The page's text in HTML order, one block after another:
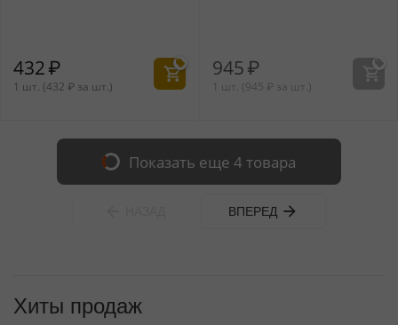
432₽
1 шт. (432 ₽ за шт.)
945₽
1 шт. (945 ₽ за шт.)
Показать еще 4 товара
ВПЕРЕД
Хиты продаж